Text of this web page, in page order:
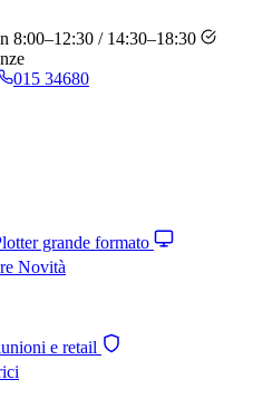
8:00–12:30 / 14:30–18:30
015 34680
grande formato
Novità
e retail